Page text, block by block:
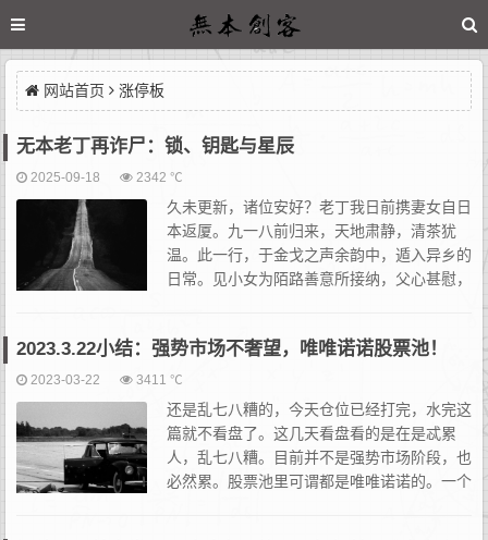
网站首页 涨停板
无本老丁再诈尸：锁、钥匙与星辰
2025-09-18 2342 ℃
久未更新，诸位安好？老丁我日前携妻女自日
本返厦。九一八前归来，天地肃静，清茶犹
温。此一行，于金戈之声余韵中，遁入异乡的
日常。见小女为陌路善意所接纳，父心甚慰，
由。...
2023.3.22小结：强势市场不奢望，唯唯诺诺股票池！
2023-03-22 3411 ℃
还是乱七八糟的，今天仓位已经打完，水完这
篇就不看盘了。这几天看盘看的是在是忒累
人，乱七八糟。目前并不是强势市场阶段，也
必然累。股票池里可谓都是唯唯诺诺的。一个